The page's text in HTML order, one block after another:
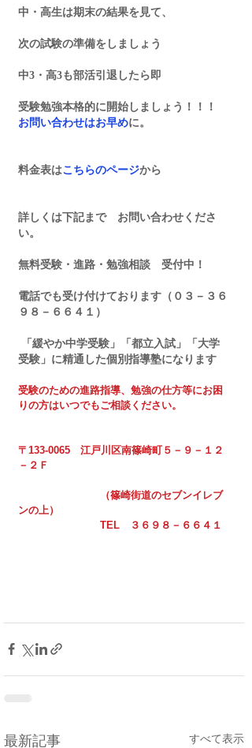
中・高生は期末の結果を見て、
次の試験の準備をしましょう
中3・高3も部活引退したら即
受験勉強本格的に開始しましょう！！！
お問い合わせはお早めに。
料金表はこちらのページから
詳しくは下記まで　お問い合わせくださ
い。
無料受験・進路・勉強相談　受付中！
電話でも受け付けております（０３－３６
９８－６６４１）
受験」に精通した個別指導塾になります
受験のための進路指導、勉強の仕方等にお困
りの方はいつでもご相談ください。
〒133-0065　江戸川区南篠崎町５－９－１２
－２Ｆ
（篠崎街道のセブンイレブ
ンの上）
TEL　３６９８－６６４１
最新記事 すべて表示